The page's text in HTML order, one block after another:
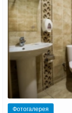
Фотогалерея